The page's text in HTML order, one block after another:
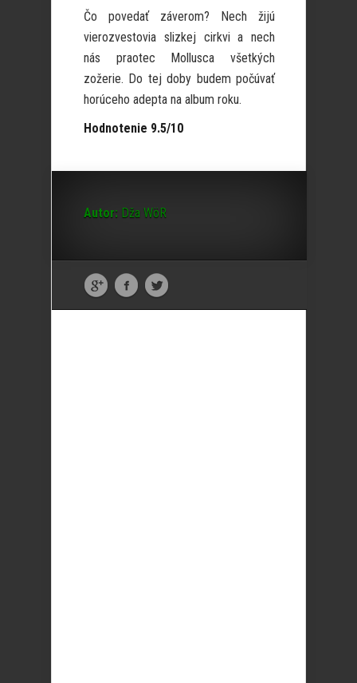
Čo povedať záverom? Nech žijú
vierozvestovia slizkej cirkvi a nech
nás praotec Mollusca všetkých
zožerie. Do tej doby budem počúvať
horúceho adepta na album roku.
Hodnotenie 9.5/10
Autor: Dža WöR